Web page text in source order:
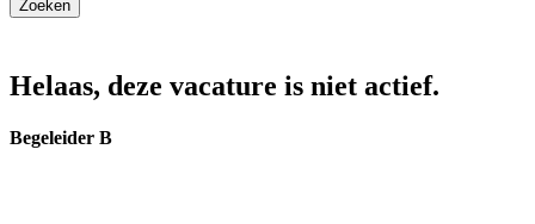
Helaas, deze vacature is niet actief.
Begeleider B